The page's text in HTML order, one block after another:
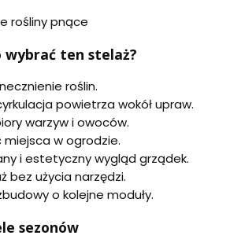
rośliny pnące
ten stelaż?
roślin.
powietrza wokół upraw.
warzyw i owoców.
miejsca w ogrodzie.
i estetyczny wygląd grządek.
bez użycia narzędzi.
o kolejne moduły.
sezonów